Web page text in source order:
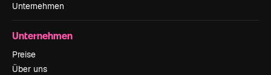
Unternehmen
Unternehmen
Preise
Über uns